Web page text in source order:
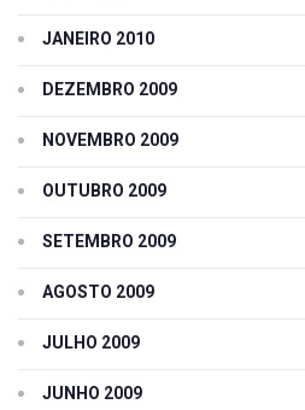
JANEIRO 2010
DEZEMBRO 2009
NOVEMBRO 2009
OUTUBRO 2009
SETEMBRO 2009
AGOSTO 2009
JULHO 2009
JUNHO 2009